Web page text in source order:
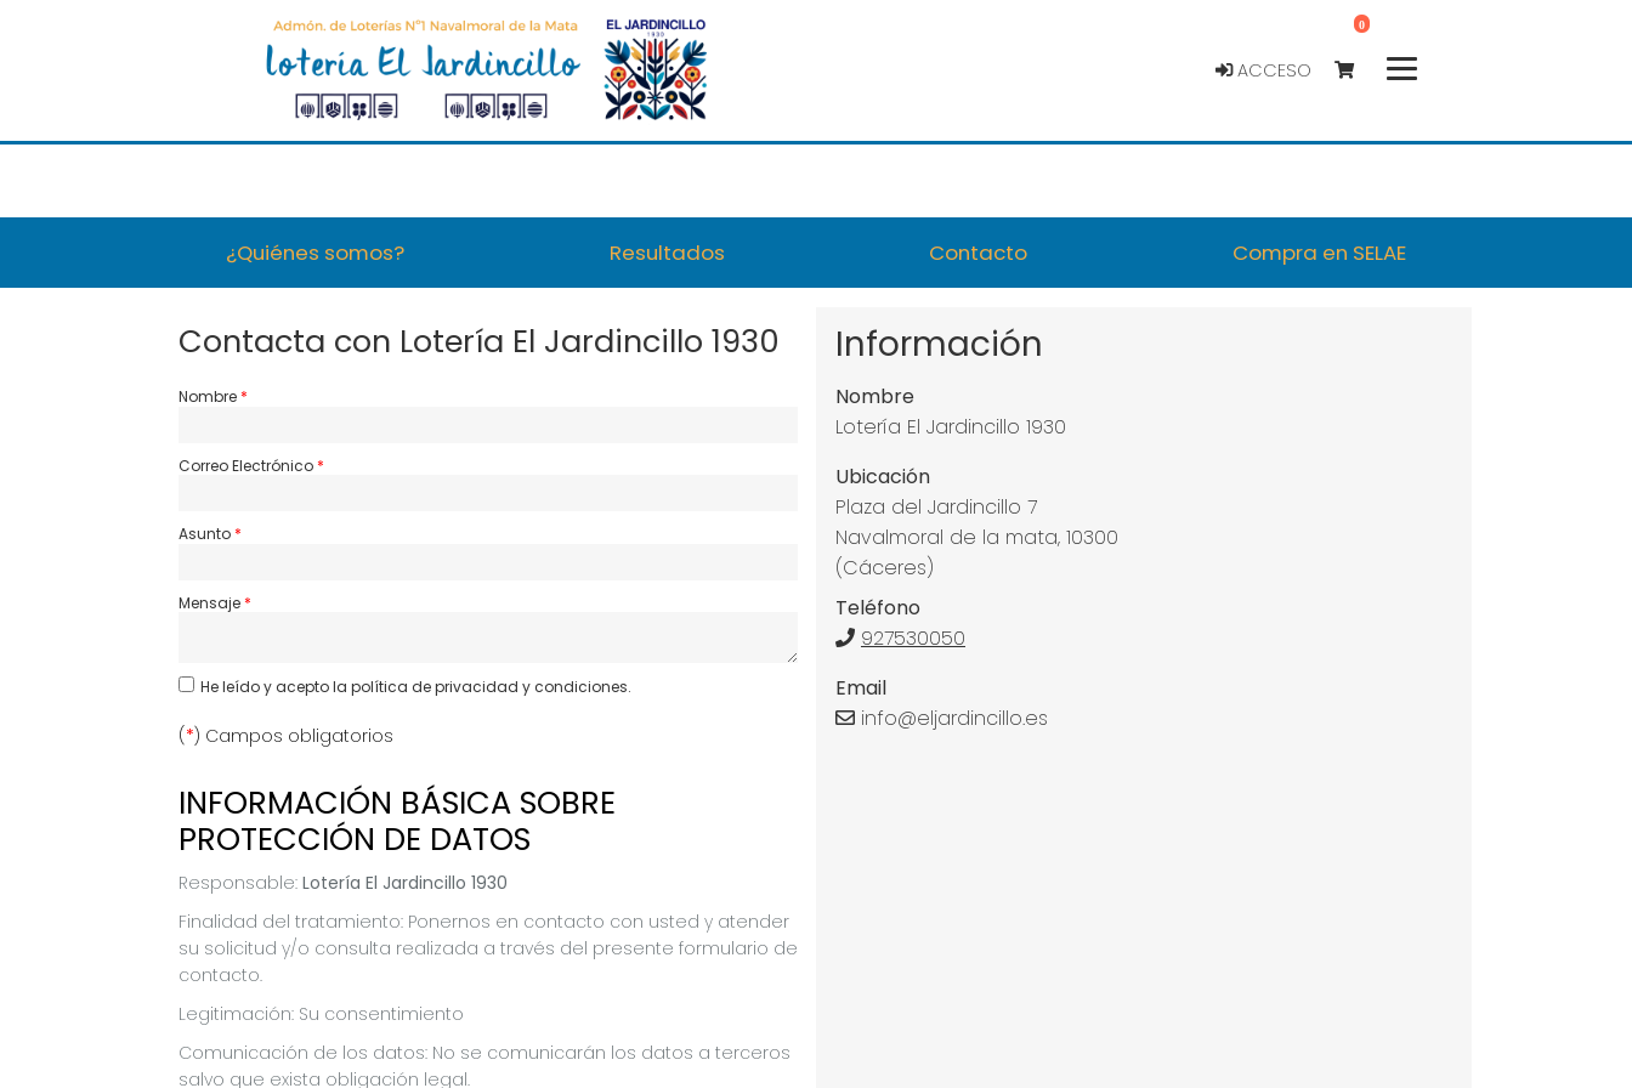
ACCESO
0
¿Quiénes somos? Resultados Contacto Compra en SELAE
Contacta con Lotería El Jardincillo 1930
Nombre
Correo Electrónico
Asunto
Mensaje
He leído y aceptola política de privacidad y condiciones.
(*) Campos obligatorios
INFORMACIÓN BÁSICA SOBRE
PROTECCIÓN DE DATOS
Responsable: Lotería El Jardincillo 1930
Finalidad del tratamiento: Ponernos en contacto con usted y atender
su solicitud y/o consulta realizada a través del presente formulario de
contacto.
Legitimación: Su consentimiento
Comunicación de los datos: No se comunicarán los datos a terceros
salvo que exista obligación legal.
Información
Nombre
Lotería El Jardincillo 1930
Ubicación
Plaza del Jardincillo 7
Navalmoral de la mata, 10300
(Cáceres)
Teléfono
927530050
Email
info@eljardincillo.es